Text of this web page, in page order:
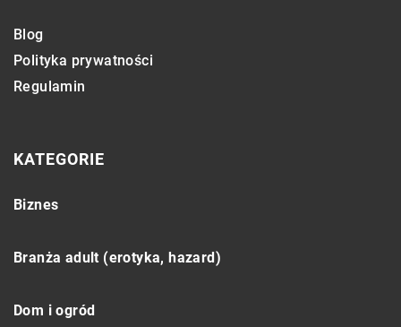
Blog
Polityka prywatności
Regulamin
KATEGORIE
Biznes
Branża adult (erotyka, hazard)
Dom i ogród